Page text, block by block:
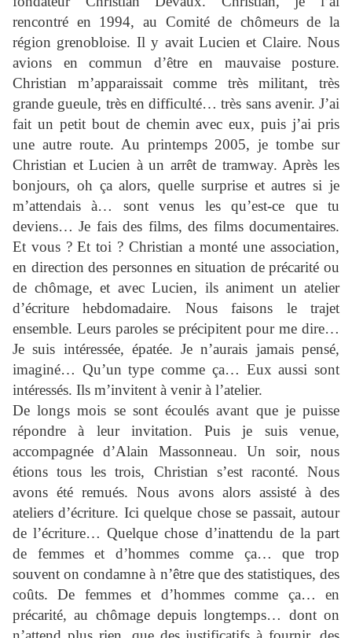
rencontré en 1994, au Comité de chômeurs de la
région grenobloise. Il y avait Lucien et Claire. Nous
avions en commun d’être en mauvaise posture.
Christian m’apparaissait comme très militant, très
grande gueule, très en difficulté… très sans avenir. J’ai
fait un petit bout de chemin avec eux, puis j’ai pris
une autre route. Au printemps 2005, je tombe sur
Christian et Lucien à un arrêt de tramway. Après les
bonjours, oh ça alors, quelle surprise et autres si je
m’attendais à… sont venus les qu’est-ce que tu
deviens… Je fais des films, des films documentaires.
Et vous ? Et toi ? Christian a monté une association,
en direction des personnes en situation de précarité ou
de chômage, et avec Lucien, ils animent un atelier
d’écriture hebdomadaire. Nous faisons le trajet
ensemble. Leurs paroles se précipitent pour me dire…
Je suis intéressée, épatée. Je n’aurais jamais pensé,
imaginé… Qu’un type comme ça… Eux aussi sont
intéressés. Ils m’invitent à venir à l’atelier.
De longs mois se sont écoulés avant que je puisse
répondre à leur invitation. Puis je suis venue,
accompagnée d’Alain Massonneau. Un soir, nous
étions tous les trois, Christian s’est raconté. Nous
avons été remués. Nous avons alors assisté à des
ateliers d’écriture. Ici quelque chose se passait, autour
de l’écriture… Quelque chose d’inattendu de la part
de femmes et d’hommes comme ça… que trop
souvent on condamne à n’être que des statistiques, des
coûts. De femmes et d’hommes comme ça… en
précarité, au chômage depuis longtemps… dont on